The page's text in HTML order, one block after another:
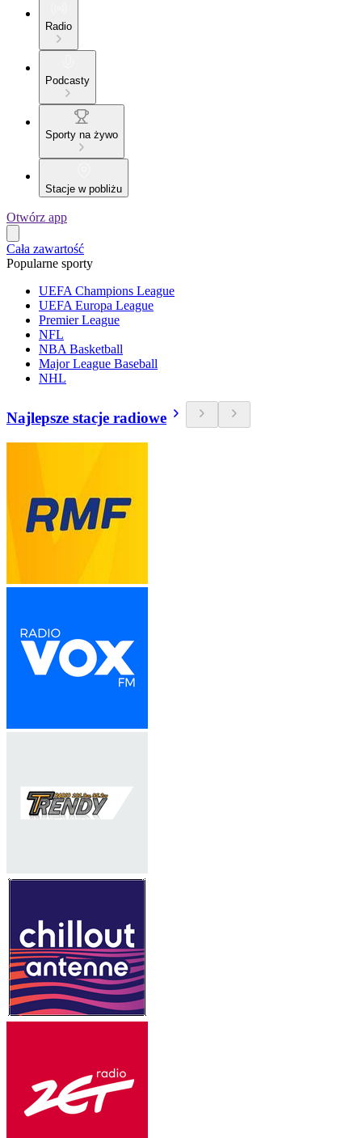
Radio
Podcasty
Sporty na żywo
Stacje w pobliżu
Otwórz app
Cała zawartość
Popularne sporty
UEFA Champions League
UEFA Europa League
Premier League
NFL
NBA Basketball
Major League Baseball
NHL
Najlepsze stacje radiowe